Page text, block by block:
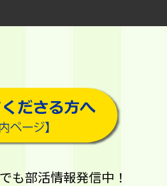
も部活情報発信中！